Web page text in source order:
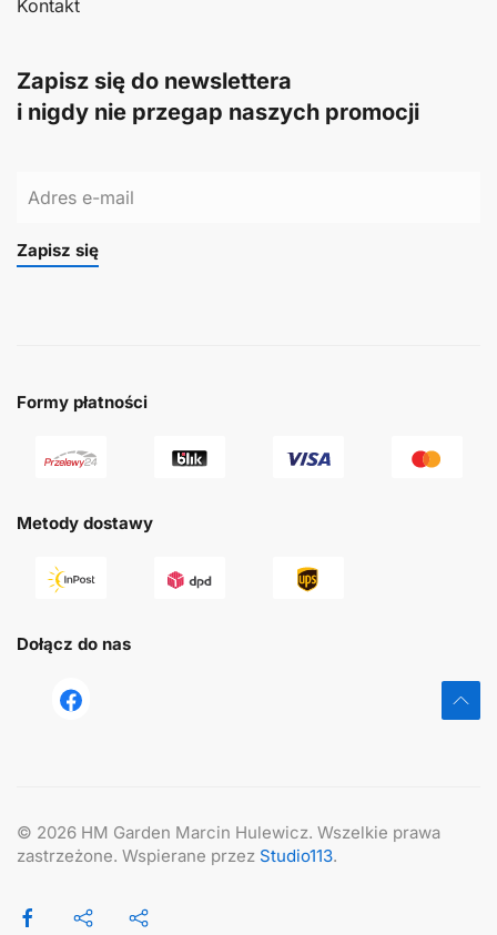
Kontakt
Zapisz się do newslettera
i nigdy nie przegap naszych promocji
Zapisz się
Formy płatności
Metody dostawy
Dołącz do nas
© 2026 HM Garden Marcin Hulewicz. Wszelkie prawa
zastrzeżone. Wspierane przez Studio113.